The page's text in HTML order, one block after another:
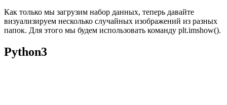
Как только мы загрузим набор данных, теперь давайте
визуализируем несколько случайных изображений из разных
папок. Для этого мы будем использовать команду plt.imshow().
Python3